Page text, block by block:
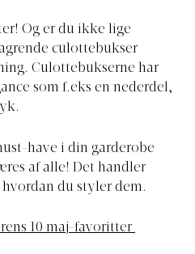
Og er du ikke lige
culottebukser
Culottebukserne har
som f.eks en nederdel,
have i din garderobe
af alle! Det handler
du styler dem.
10 maj-favoritter